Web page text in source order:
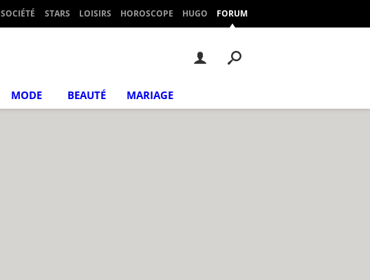
SOCIÉTÉ STARS LOISIRS HOROSCOPE HUGO FORUM
MODE BEAUTÉ MARIAGE